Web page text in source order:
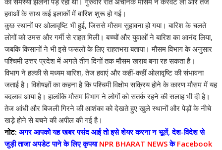
हवाओं के साथ कई इलाकों में बारिश शुरू हो गई।
कुछ स्थानों पर ओलावृष्टि भी हुई, जिससे मौसम सुहावना हो गया। बारिश के चलते
लोगों को उमस और गर्मी से राहत मिली। बच्चों और युवाओं ने बारिश का आनंद लिया,
जबकि किसानों ने भी इसे फसलों के लिए राहतभरा बताया। मौसम विभाग के अनुसार
पश्चिमी उत्तर प्रदेश में अगले तीन दिनों तक मौसम खराब बना रह सकता है।
विभाग ने हल्की से मध्यम बारिश, तेज हवाएं और कहीं-कहीं ओलावृष्टि की संभावना
जताई है। विशेषज्ञों का कहना है कि पश्चिमी विक्षोभ सक्रिय होने के कारण मौसम में यह
बदलाव आया है। हालांकि मौसम विभाग ने लोगों को सतर्क रहने की सलाह भी दी है।
तेज आंधी और बिजली गिरने की आशंका को देखते हुए खुले स्थानों और पेड़ों के नीचे
खड़े होने से बचने की अपील की गई है।
नोट: अगर आपको यह खबर पसंद आई तो इसे शेयर करना न भूलें, देश-विदेश से
जुड़ी ताजा अपडेट पाने के लिए कृपयाNPR BHARAT NEWSके Facebook